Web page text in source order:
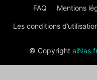
FAQ Mentions
Les conditions
© Copyright